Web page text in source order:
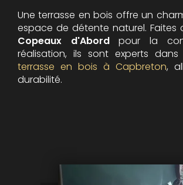
Une terrasse en bois offre un
espace de détente naturel. Faites
Copeaux d'Abordpour la
réalisation, ils sont experts
terrasse en bois à Capbreton,
durabilité.